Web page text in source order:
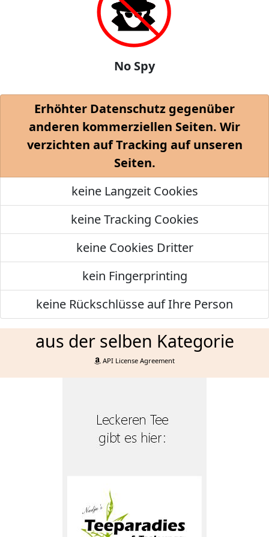
No Spy
Erhöhter Datenschutz gegenüber
anderen kommerziellen Seiten. Wir
verzichten auf Tracking auf unseren
Seiten.
keine Langzeit Cookies
keine Tracking Cookies
keine Cookies Dritter
kein Fingerprinting
keine Rückschlüsse auf Ihre Person
aus der selben Kategorie
API License Agreement